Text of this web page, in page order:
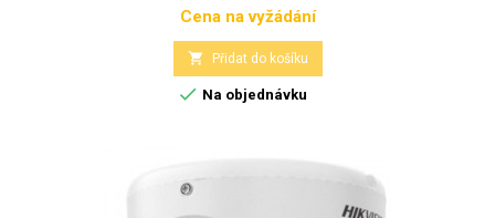
Cena
Cena na vyžádání
 Přidat do košíku
 Na objednávku